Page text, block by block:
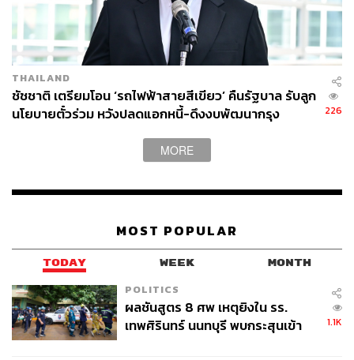
THAILAND
ชัชชาติ เตรียมโอน ‘รถไฟฟ้าสายสีเขียว’ คืนรัฐบาล รับลูก
นโยบายตั๋วร่วม หวังปลดแอกหนี้-ดึงงบพัฒนากรุง
226
MORE
MOST POPULAR
TODAY WEEK MONTH
POLITICS
ผลชันสูตร 8 ศพ เหตุยิงใน รร.
เทพศิรินทร์ นนทบุรี พบกระสุนเข้า
1.1K